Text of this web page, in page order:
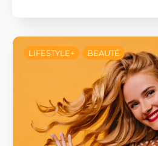
LIFESTYLE+ BEAUTÉ